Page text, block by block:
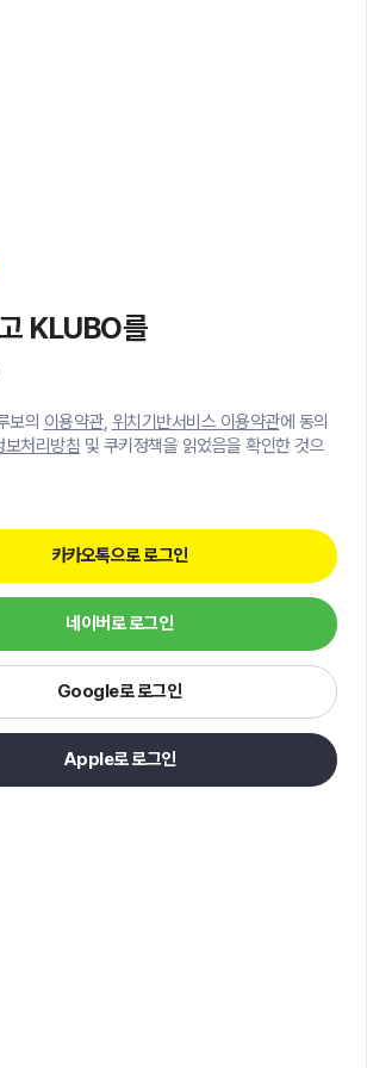
KLUBO를
보의 이용약관, 위치기반서비스 이용약관에 동의
보처리방침 및 쿠키정책을 읽었음을 확인한 것으
카카오톡으로 로그인
네이버로 로그인
Google로 로그인
Apple로 로그인